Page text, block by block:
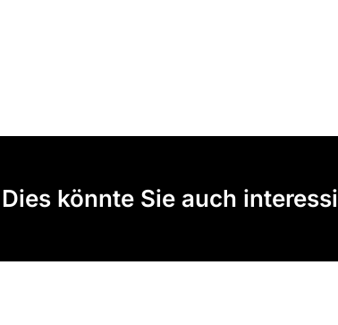
Dies könnte Sie auch